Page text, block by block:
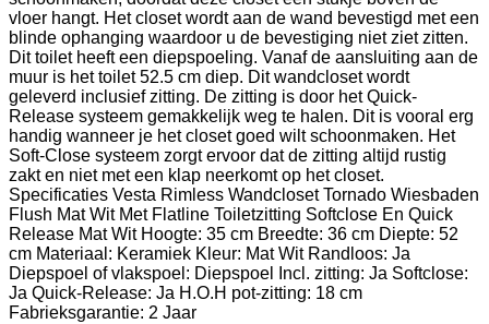
vloer hangt. Het closet wordt aan de wand bevestigd met een
blinde ophanging waardoor u de bevestiging niet ziet zitten.
Dit toilet heeft een diepspoeling. Vanaf de aansluiting aan de
muur is het toilet 52.5 cm diep. Dit wandcloset wordt
geleverd inclusief zitting. De zitting is door het Quick-
Release systeem gemakkelijk weg te halen. Dit is vooral erg
handig wanneer je het closet goed wilt schoonmaken. Het
Soft-Close systeem zorgt ervoor dat de zitting altijd rustig
zakt en niet met een klap neerkomt op het closet.
Specificaties Vesta Rimless Wandcloset Tornado Wiesbaden
Flush Mat Wit Met Flatline Toiletzitting Softclose En Quick
Release Mat Wit Hoogte: 35 cm Breedte: 36 cm Diepte: 52
cm Materiaal: Keramiek Kleur: Mat Wit Randloos: Ja
Diepspoel of vlakspoel: Diepspoel Incl. zitting: Ja Softclose:
Ja Quick-Release: Ja H.O.H pot-zitting: 18 cm
Fabrieksgarantie: 2 Jaar